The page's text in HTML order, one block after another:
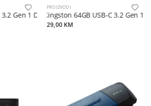
3.2 Gen 1 DataTraveler Exodia S
PROIZVODI
Kingston 64GB USB-C 3.2 Gen 1
29,00 KM